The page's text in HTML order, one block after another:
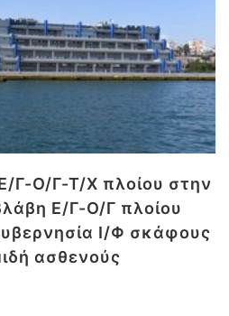
Γ-Ο/Γ-Τ/Χ πλοίου στην
Ε/Γ-Ο/Γ πλοίου
Ι/Φ σκάφους
ασθενούς